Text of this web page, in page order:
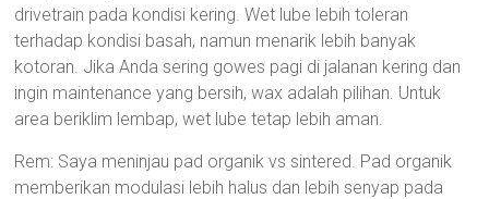
drivetrain pada kondisi kering. Wet lube lebih toleran
terhadap kondisi basah, namun menarik lebih banyak
kotoran. Jika Anda sering gowes pagi di jalanan kering dan
ingin maintenance yang bersih, wax adalah pilihan. Untuk
area beriklim lembap, wet lube tetap lebih aman.
Rem: Saya meninjau pad organik vs sintered. Pad organik
memberikan modulasi lebih halus dan lebih senyap pada